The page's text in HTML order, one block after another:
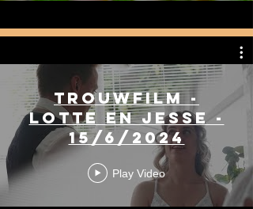
Trouwfilm -
Lotte en Jesse -
15/6/2024
Play Video